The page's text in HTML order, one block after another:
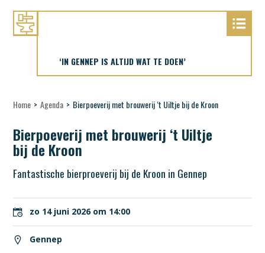
‘IN GENNEP IS ALTIJD WAT TE DOEN’
Home > Agenda > Bierpoeverij met brouwerij ‘t Uiltje bij de Kroon
Bierpoeverij met brouwerij ‘t Uiltje
bij de Kroon
Fantastische bierproeverij bij de Kroon in Gennep
zo 14 juni 2026 om 14:00
Gennep